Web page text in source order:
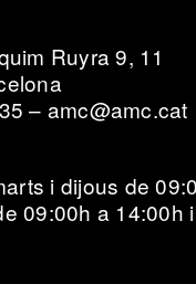
Ruyra 9, 11
– amc@amc.cat
i dijous de
09:00h a 14:00h